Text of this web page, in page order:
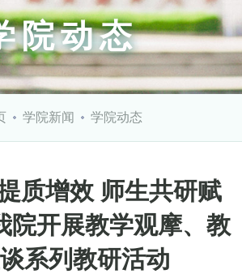
院动态
学院新闻 学院动态
质增效 师生共研赋
开展教学观摩、教
系列教研活动